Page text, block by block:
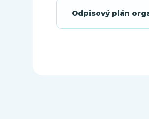
Odpisový plán